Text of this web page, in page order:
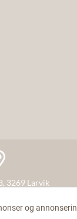
3269 Larvik
og